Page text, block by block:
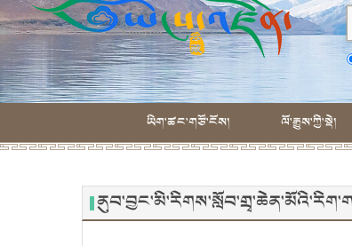
ཡིག་ཚང་གཙོ་ངོས། ལོ་རྒྱུས་ཀྱི་སྡེ།